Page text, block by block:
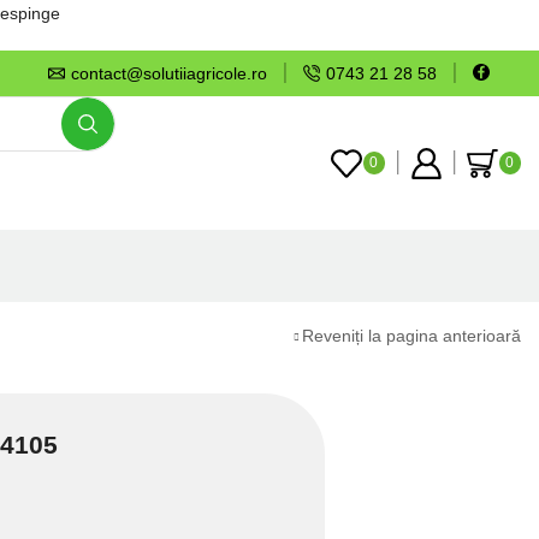
contact@solutiiagricole.ro 0743 21 28 58
0 0
Reveniți la pagina anterioară